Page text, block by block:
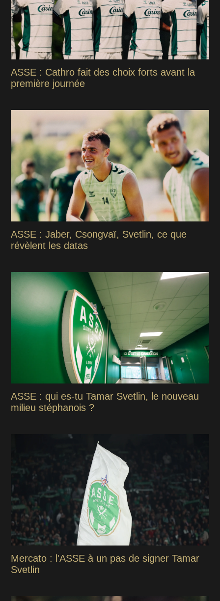
ASSE : Cathro fait des choix forts avant la
première journée
ASSE : Jaber, Csongvaï, Svetlin, ce que
révèlent les datas
ASSE : qui es-tu Tamar Svetlin, le nouveau
milieu stéphanois ?
Mercato : l'ASSE à un pas de signer Tamar
Svetlin